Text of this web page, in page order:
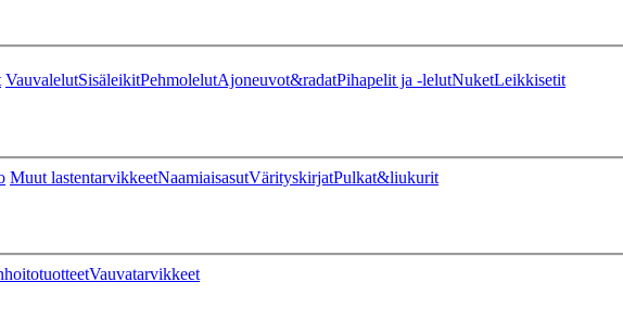
VauvalelutSisäleikitPehmolelutAjoneuvot&radatPihapelit ja -lelutNuketLeikkisetit
Muut lastentarvikkeetNaamiaisasutVärityskirjatPulkat&liukurit
Vauvatarvikkeet